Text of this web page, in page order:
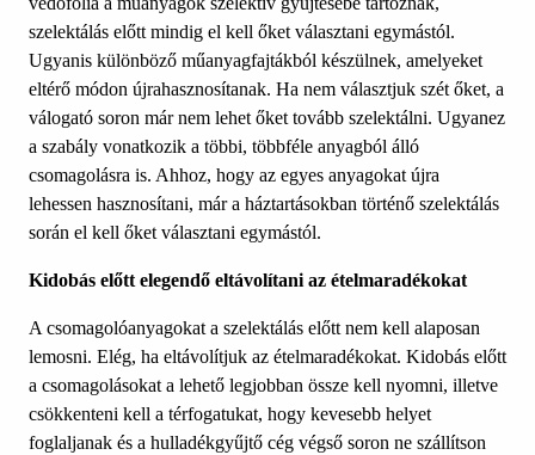
szelektálás előtt mindig el kell őket választani egymástól.
Ugyanis különböző műanyagfajtákból készülnek, amelyeket
eltérő módon újrahasznosítanak. Ha nem választjuk szét őket, a
válogató soron már nem lehet őket tovább szelektálni. Ugyanez
a szabály vonatkozik a többi, többféle anyagból álló
csomagolásra is. Ahhoz, hogy az egyes anyagokat újra
lehessen hasznosítani, már a háztartásokban történő szelektálás
során el kell őket választani egymástól.
Kidobás előtt elegendő eltávolítani az ételmaradékokat
A csomagolóanyagokat a szelektálás előtt nem kell alaposan
lemosni. Elég, ha eltávolítjuk az ételmaradékokat. Kidobás előtt
a csomagolásokat a lehető legjobban össze kell nyomni, illetve
csökkenteni kell a térfogatukat, hogy kevesebb helyet
foglaljanak és a hulladékgyűjtő cég végső soron ne szállítson